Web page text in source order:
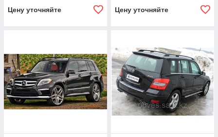
Цену уточняйте Цену уточняйте